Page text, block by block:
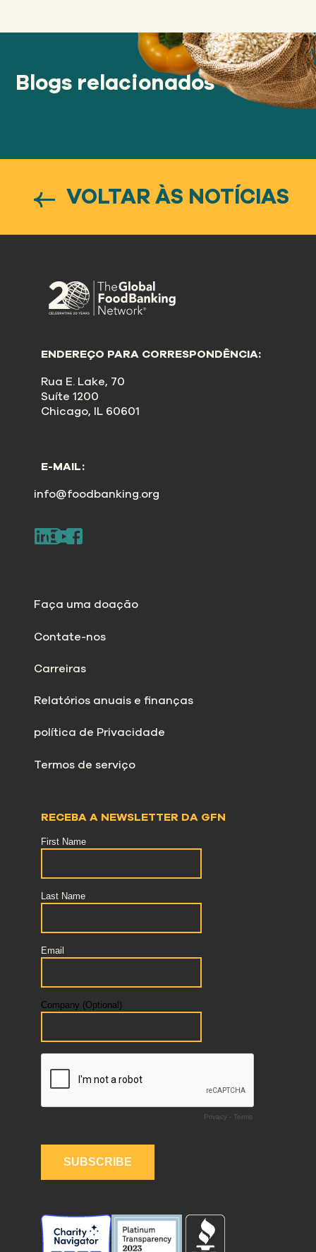
Blogs relacionados
VOLTAR ÀS NOTÍCIAS
ENDEREÇO PARA CORRESPONDÊNCIA:
Rua E. Lake, 70
Suíte 1200
Chicago, IL 60601
E-MAIL:
info@foodbanking.org
Faça uma doação
Contate-nos
Carreiras
Relatórios anuais e finanças
política de Privacidade
Termos de serviço
RECEBA A NEWSLETTER DA GFN